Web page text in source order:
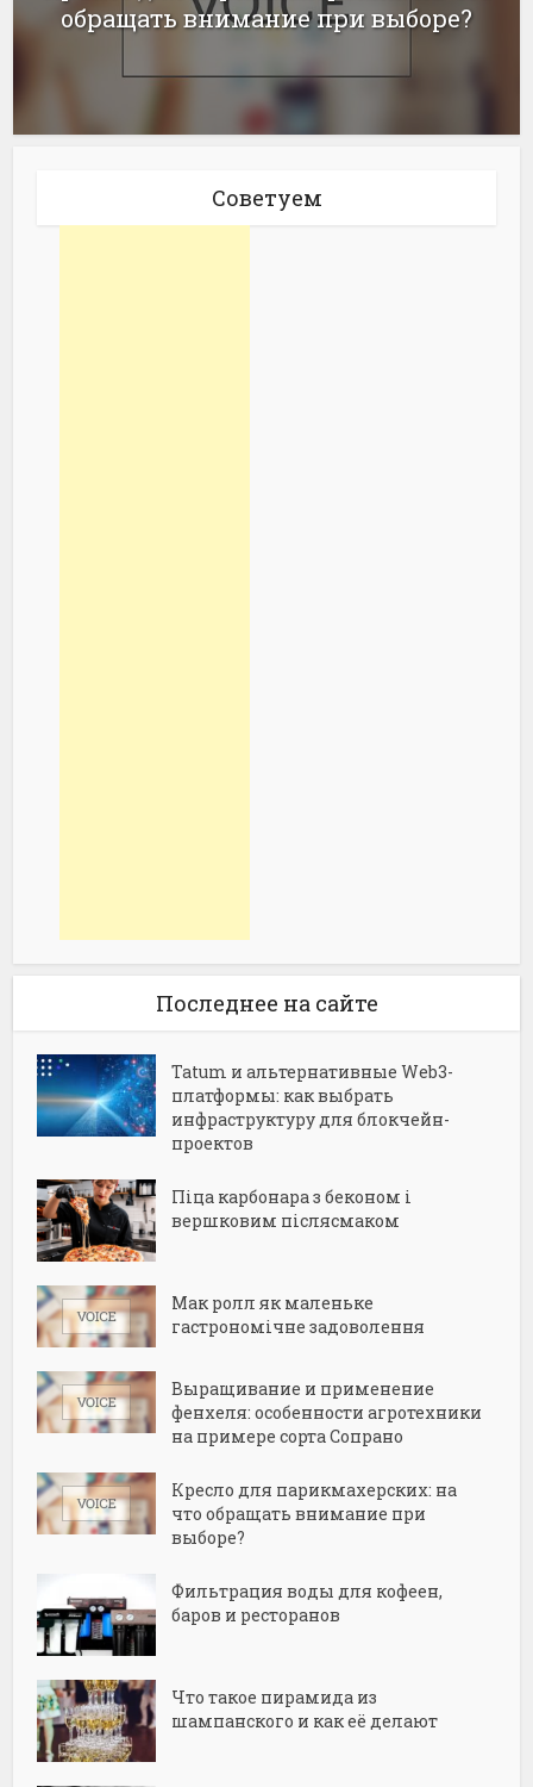
обращать внимание при выборе?
Советуем
Последнее на сайте
Tatum и альтернативные Web3-
платформы: как выбрать
инфраструктуру для блокчейн-
проектов
Піца карбонара з беконом і
вершковим післясмаком
Мак ролл як маленьке
гастрономічне задоволення
Выращивание и применение
фенхеля: особенности агротехники
на примере сорта Сопрано
Кресло для парикмахерских: на
что обращать внимание при
выборе?
Фильтрация воды для кофеен,
баров и ресторанов
Что такое пирамида из
шампанского и как её делают